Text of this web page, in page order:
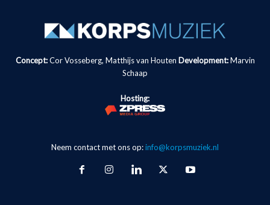
Concept:Cor Vosseberg, Matthijs van Houten Development: Marvin
Schaap
Hosting:
Neem contact met ons op:info@korpsmuziek.nl